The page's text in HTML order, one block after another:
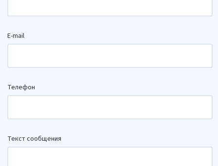
E-mail
Телефон
Текст сообщения